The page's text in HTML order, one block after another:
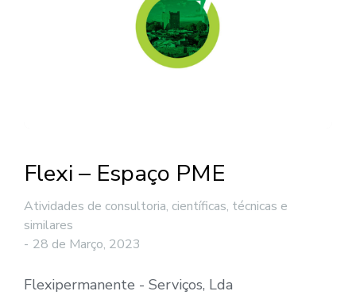
Flexi – Espaço PME
Atividades de consultoria, científicas, técnicas e
similares
28 de Março, 2023
Flexipermanente - Serviços, Lda